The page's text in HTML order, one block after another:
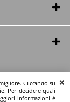
Cliccando su
Per decidere quali
informazioni è